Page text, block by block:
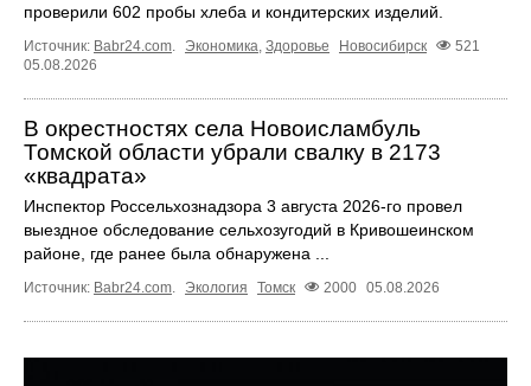
проверили 602 пробы хлеба и кондитерских изделий.
Источник: Babr24.com. Экономика, Здоровье Новосибирск
521
05.08.2026
В окрестностях села Новоисламбуль
Томской области убрали свалку в 2173
«квадрата»
Инспектор Россельхознадзора 3 августа 2026-го провел
выездное обследование сельхозугодий в Кривошеинском
районе, где ранее была обнаружена ...
Источник: Babr24.com. Экология Томск 2000 05.08.2026